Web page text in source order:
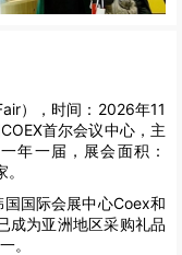
），时间：2026年11
首尔会议中心，主
年一届，展会面积：
国际会展中心Coex和
成为亚洲地区采购礼品
。